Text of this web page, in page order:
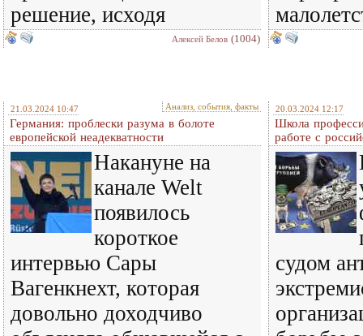
решение, исходя
Алексей Белов (1004)
21.03.2024 10:47 Анализ, события, факты
Германия: проблески разума в болоте
европейской неадекватности
Накануне на
канале Welt
появилось
короткое
интервью Сары
Вагенкнехт, которая
довольно доходчиво
20.03.2024 12:17
Школа
работе с
судом